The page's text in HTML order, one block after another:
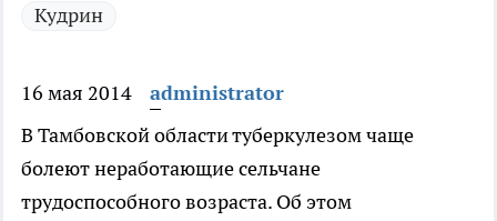
Кудрин
16 мая 2014
administrator
В Тамбовской области туберкулезом чаще
болеют неработающие сельчане
трудоспособного возраста. Об этом